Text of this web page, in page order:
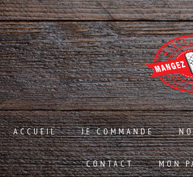
ACCUEIL JE COMMANDE
CONTACT MON